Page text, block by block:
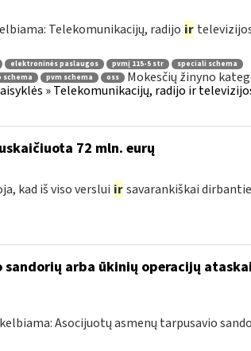
Telekomunikacijų, radijo ir
elektroninės paslaugos pvmį 115-5 str
speciali schema
schema pvm schema oss Mokesčių žinyno
» Telekomunikacijų, radijo ir
72 mln. eurų
kad iš viso verslui ir savarankiškai
arba ūkinių operacijų
Asocijuotų asmenų tarpusavio